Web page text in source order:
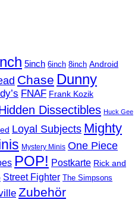
5inch 6inch 8inch Android
Chase Dunny
FNAF Frank Kozik
Dissectibles Huck Gee
Loyal Subjects Mighty
Mystery Minis One Piece
POP! Postkarte Rick and
Street Fighter The Simpsons
Zubehör